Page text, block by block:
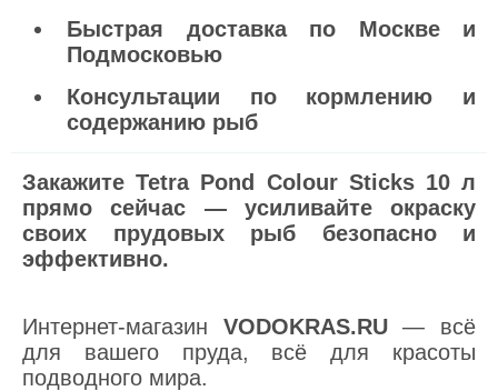
Быстрая доставка по Москве и
Подмосковью
Консультации по кормлению и
содержанию рыб
Закажите Tetra Pond Colour Sticks 10 л
прямо сейчас — усиливайте окраску
своих прудовых рыб безопасно и
эффективно.
Интернет-магазин VODOKRAS.RU— всё
для вашего пруда, всё для красоты
подводного мира.